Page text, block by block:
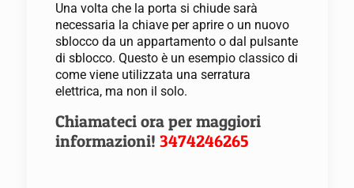
Una volta che la porta si chiude sarà
necessaria la chiave per aprire o un nuovo
sblocco da un appartamento o dal pulsante
di sblocco. Questo è un esempio classico di
come viene utilizzata una serratura
elettrica, ma non il solo.
Chiamateci ora per maggiori
informazioni! 3474246265